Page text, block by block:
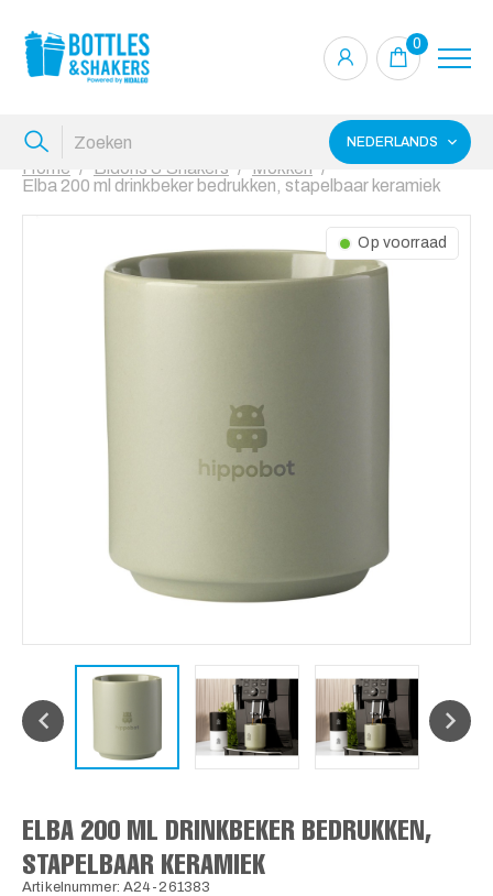
0
NEDERLANDS
Home Bidons & Shakers
Mokken
Elba 200 ml drinkbeker bedrukken, stapelbaar keramiek
Op voorraad
ELBA 200 ML DRINKBEKER BEDRUKKEN,
STAPELBAAR KERAMIEK
Artikelnummer: A24-261383